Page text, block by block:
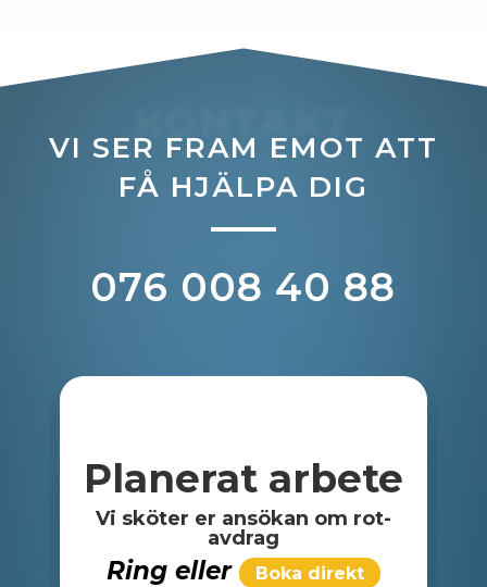
VI SER FRAM EMOT ATT
FÅ HJÄLPA DIG
076 008 40 88
Planerat arbete
Vi sköter er ansökan om rot-
avdrag
Ring eller Boka direkt